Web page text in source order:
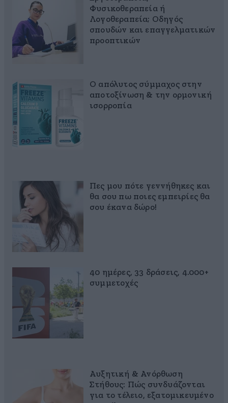
Φυσικοθεραπεία ή
Λογοθεραπεία; Οδηγός
σπουδών και επαγγελματικών
προοπτικών
Ο απόλυτος σύμμαχος στην
αποτοξίνωση & την ορμονική
ισορροπία
Πες μου πότε γεννήθηκες και
θα σου πω ποιες εμπειρίες θα
σου έκανα δώρο!
40 ημέρες, 33 δράσεις, 4.000+
συμμετοχές
Αυξητική & Ανόρθωση
Στήθους: Πώς συνδυάζονται
για το τέλειο, εξατομικευμένο